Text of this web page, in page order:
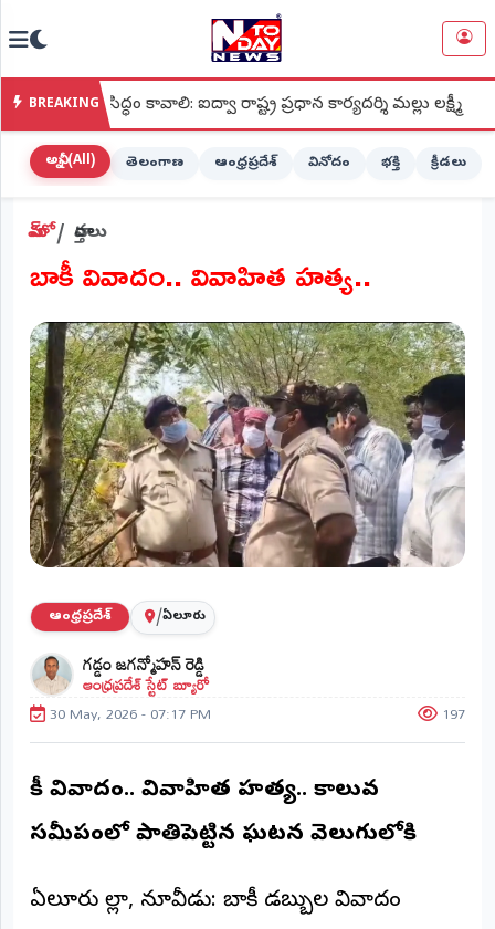
హోమ్
(Home)
STREAMING
లైవ్
(Live
TV)
లైవ్
రేడియో
(Live
Radio)
ప్రాంతీయ
వార్తలు
(STATE)
తెలంగాణ
ఆంధ్రప్రదేశ్
ప్రధాన
విభాగాలు
వినోదం
క్రీడలు
BREAKING
కావాలి: ఐద్వా రాష్ట్ర ప్రధాన కార్యదర్శి మల్లు లక్ష్మీ ●శ్రీ
అన్నీ (All) తెలంగాణ ఆంధ్రప్రదేశ్ వినోదం భక్తి క్రీడలు
హోమ్ వార్తలు
బాకీ వివాదం.. వివాహిత హత్య..
ఆంధ్రప్రదేశ్ /ఏలూరు
గడ్డం జగన్మోహన్ రెడ్డి
ఆంధ్రప్రదేశ్ స్టేట్ బ్యూరో
30 May, 2026 - 07:17 PM 197
బాకీ వివాదం.. వివాహిత హత్య.. కాలువ
సమీపంలో పాతిపెట్టిన ఘటన వెలుగులోకి
ఏలూరు జిల్లా, నూజివీడు: బాకీ డబ్బుల వివాదం